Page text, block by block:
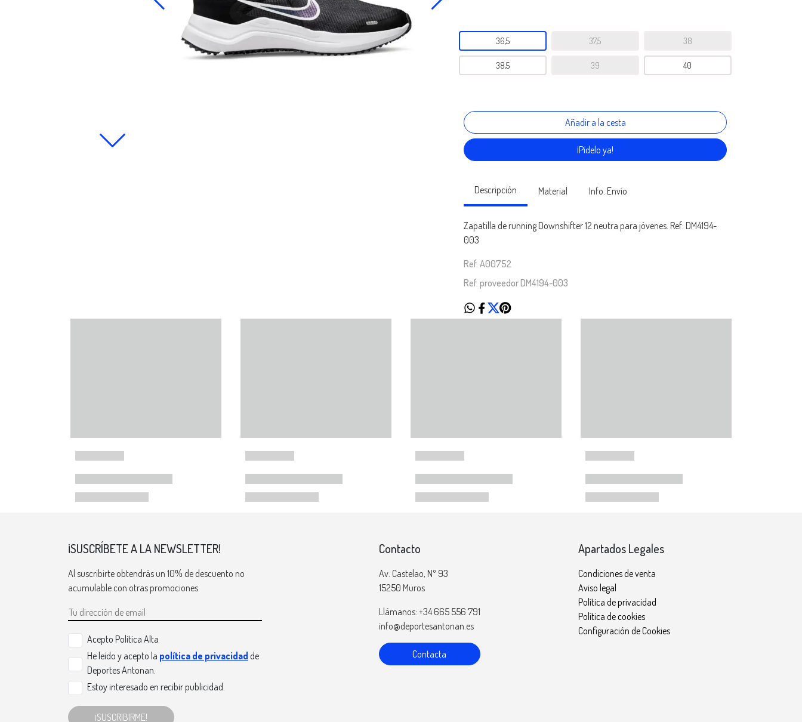
36,5 37,5 38
38,5 39 40
¡Pídelo ya!
Descripción Material Info. Envío
Zapatilla de running Downshifter 12 neutra para jóvenes. Ref: DM4194-
003
Ref. A00752
Ref. proveedor DM4194-003
¡SUSCRÍBETE A LA NEWSLETTER!
Al suscribirte obtendrás un 10% de descuento no
acumulable con otras promociones
Acepto Politica Alta
He leído y acepto la política de privacidad de
Deportes Antonan.
Estoy interesado en recibir publicidad.
¡SUSCRIBIRME!
Contacto
Av. Castelao, Nº 93
15250 Muros
Llámanos: +34 665 556 791
info@deportesantonan.es
Contacta
Apartados Legales
Condiciones de venta
Aviso legal
Política de privacidad
Política de cookies
Configuración de Cookies